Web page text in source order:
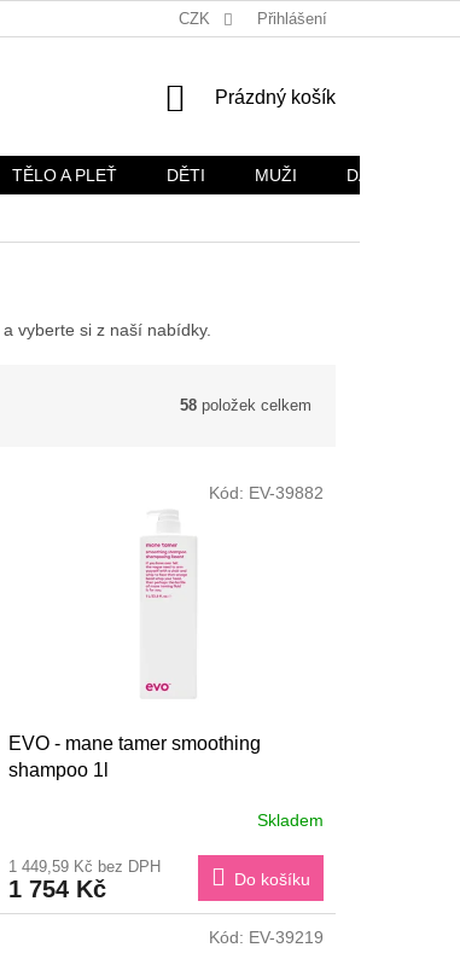
OCHRANA OSOBNÍCH ÚDAJŮ
CZK Přihlášení
NÁKUPNÍ
Prázdný košík
TĚLO A PLEŤ DĚTI MUŽI DÁRKOVÉ
vyberte si z naší nabídky.
58 položek celkem
EVO - mane tamer smoothing
shampoo 1l
Skladem
1 449,59 Kč bez DPH
1 754 Kč Do košíku
Kód: EV-39882
Kód: EV-39219